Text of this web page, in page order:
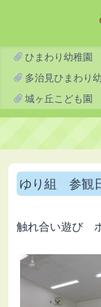
ひまわり幼稚園
多治見ひまわり
城ヶ丘こども園
ゆり組 参観
触れ合い遊び